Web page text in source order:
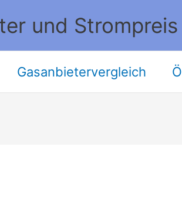
und
Gasanbietervergleich